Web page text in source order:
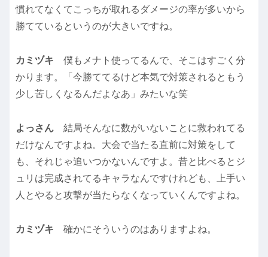
慣れてなくてこっちが取れるダメージの率が多いから
勝てているというのが大きいですね。
カミヅキ 僕もメナト使ってるんで、そこはすごく分
かります。「今勝ててるけど本気で対策されるともう
少し苦しくなるんだよなあ」みたいな笑
よっさん 結局そんなに数がいないことに救われてる
だけなんですよね。大会で当たる直前に対策をして
も、それじゃ追いつかないんですよ。昔と比べるとジ
ュリは完成されてるキャラなんですけれども、上手い
人とやると攻撃が当たらなくなっていくんですよね。
カミヅキ 確かにそういうのはありますよね。